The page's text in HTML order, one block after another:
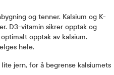
og tenner. Kalsium og K-
D3-vitamin sikrer opptak og
opptak av kalsium.
hele.
jern, for å begrense kalsiumets